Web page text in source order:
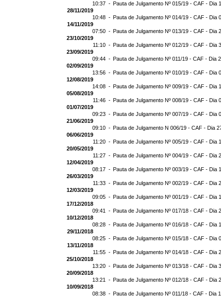
10:37 - Pauta de Julgamento Nº 015/19 - CAF - Dia
28/11/2019
10:48 - Pauta de Julgamento Nº 014/19 - CAF - Dia
14/11/2019
07:50 - Pauta de Julgamento Nº 013/19 - CAF - Dia
23/10/2019
11:10 - Pauta de Julgamento Nº 012/19 - CAF - Dia
23/09/2019
09:44 - Pauta de Julgamento Nº 011/19 - CAF - Dia
02/09/2019
13:56 - Pauta de Julgamento Nº 010/19 - CAF - Dia
12/08/2019
14:08 - Pauta de Julgamento Nº 009/19 - CAF - Dia
05/08/2019
11:46 - Pauta de Julgamento Nº 008/19 - CAF - Dia
01/07/2019
09:23 - Pauta de Julgamento Nº 007/19 - CAF - Dia
21/06/2019
09:10 - Pauta de Julgamento N 006/19 - CAF - Dia
06/06/2019
11:20 - Pauta de Julgamento Nº 005/19 - CAF - Dia
20/05/2019
11:27 - Pauta de Julgamento Nº 004/19 - CAF - Dia
12/04/2019
08:17 - Pauta de Julgamento Nº 003/19 - CAF - Dia
26/03/2019
11:33 - Pauta de Julgamento Nº 002/19 - CAF - Dia
12/03/2019
09:05 - Pauta de Julgamento Nº 001/19 - CAF - Dia
17/12/2018
09:41 - Pauta de Julgamento Nº 017/18 - CAF - Dia
10/12/2018
08:28 - Pauta de Julgamento Nº 016/18 - CAF - Dia
29/11/2018
08:25 - Pauta de Julgamento Nº 015/18 - CAF - Dia
13/11/2018
11:55 - Pauta de Julgamento Nº 014/18 - CAF - Dia
25/10/2018
13:20 - Pauta de Julgamento Nº 013/18 - CAF - Dia
20/09/2018
13:21 - Pauta de Julgamento Nº 012/18 - CAF - Dia
10/09/2018
08:38 - Pauta de Julgamento Nº 011/18 - CAF - Dia